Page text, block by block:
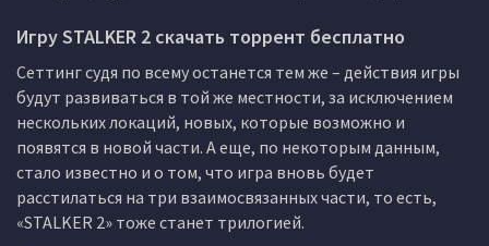
Игру STALKER 2 скачать торрент бесплатно
Сеттинг судя по всему останется тем же – действия игры
будут развиваться в той же местности, за исключением
нескольких локаций, новых, которые возможно и
появятся в новой части. А еще, по некоторым данным,
стало известно и о том, что игра вновь будет
расстилаться на три взаимосвязанных части, то есть,
«STALKER 2» тоже станет трилогией.